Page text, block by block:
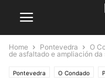
Home Pontevedra O
de asfaltado e ampliación da
Pontevedra O Condado